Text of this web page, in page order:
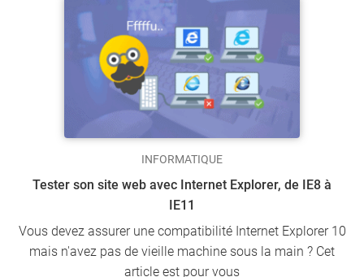
INFORMATIQUE
Tester son site web avec Internet Explorer, de IE8 à
IE11
Vous devez assurer une compatibilité Internet Explorer 10
mais n'avez pas de vieille machine sous la main ? Cet
article est pour vous